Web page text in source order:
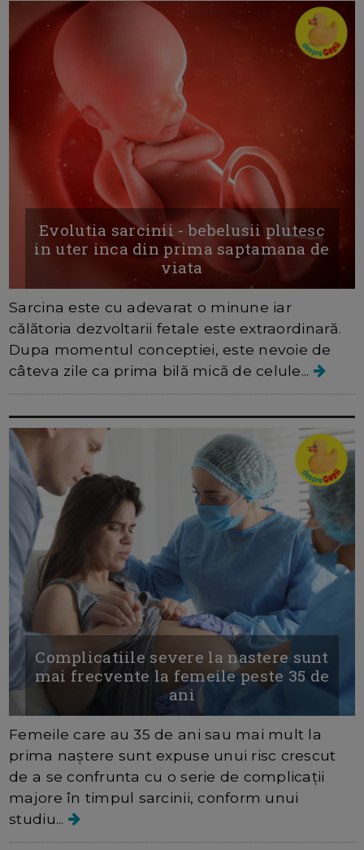
Evolutia sarcinii - bebelusii plutesc
in uter inca din prima saptamana de
viata
Sarcina este cu adevarat o minune iar
călătoria dezvoltarii fetale este extraordinară.
Dupa momentul conceptiei, este nevoie de
câteva zile ca prima bilă mică de celule...
Complicatiile severe la nastere sunt
mai frecvente la femeile peste 35 de
ani
Femeile care au 35 de ani sau mai mult la
prima naștere sunt expuse unui risc crescut
de a se confrunta cu o serie de complicații
majore în timpul sarcinii, conform unui
studiu...